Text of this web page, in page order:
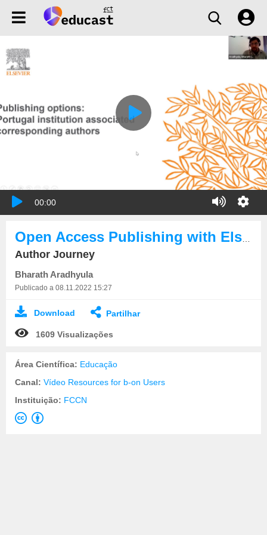
00:00
Author Journey
Bharath Aradhyula
Publicado a 08.11.2022 15:27
Download Partilhar
1609 Visualizações
Área Científica: Educação
Canal: Vídeo Resources for b-on Users
Instituição: FCCN